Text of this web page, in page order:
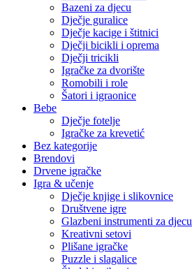
Bazeni za djecu
Dječje guralice
Dječje kacige i štitnici
Dječji bicikli i oprema
Dječji tricikli
Igračke za dvorište
Romobili i role
Šatori i igraonice
Bebe
Dječje fotelje
Igračke za krevetić
Bez kategorije
Brendovi
Drvene igračke
Igra & učenje
Dječje knjige i slikovnice
Društvene igre
Glazbeni instrumenti za djecu
Kreativni setovi
Plišane igračke
Puzzle i slagalice